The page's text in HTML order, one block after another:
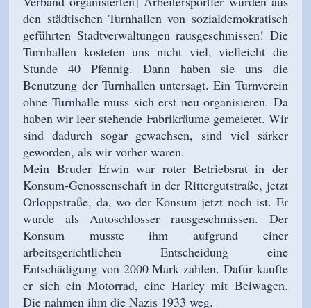
den städtischen Turnhallen von sozialdemokratisch
geführten Stadtverwaltungen rausgeschmissen! Die
Turnhallen kosteten uns nicht viel, vielleicht die
Stunde 40 Pfennig. Dann haben sie uns die
Benutzung der Turnhallen untersagt. Ein Turnverein
ohne Turnhalle muss sich erst neu organisieren. Da
haben wir leer stehende Fabrikräume gemeietet. Wir
sind dadurch sogar gewachsen, sind viel särker
geworden, als wir vorher waren.
Mein Bruder Erwin war roter Betriebsrat in der
Konsum-Genossenschaft in der Rittergutstraße, jetzt
Orloppstraße, da, wo der Konsum jetzt noch ist. Er
wurde als Autoschlosser rausgeschmissen. Der
Konsum musste ihm aufgrund einer
arbeitsgerichtlichen Entscheidung eine
Entschädigung von 2000 Mark zahlen. Dafür kaufte
er sich ein Motorrad, eine Harley mit Beiwagen.
Die nahmen ihm die Nazis 1933 weg.